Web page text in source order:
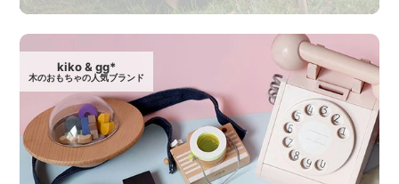
kiko & gg*
木のおもちゃの人気ブランド